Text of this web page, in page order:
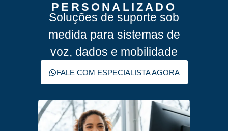
PERSONALIZADO
Soluções de suporte sob
medida para sistemas de
voz, dados e mobilidade
FALE COM ESPECIALISTA AGORA